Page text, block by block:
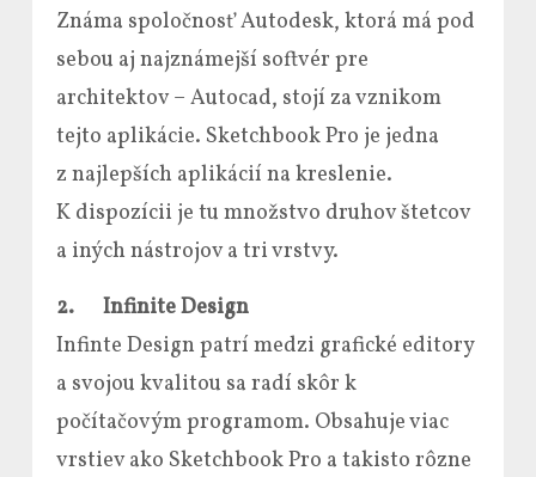
Známa spoločnosť Autodesk, ktorá má pod
sebou aj najznámejší softvér pre
architektov – Autocad, stojí za vznikom
tejto aplikácie. Sketchbook Pro je jedna
z najlepších aplikácií na kreslenie.
K dispozícii je tu množstvo druhov štetcov
a iných nástrojov a tri vrstvy.
2. Infinite Design
Infinte Design patrí medzi grafické editory
a svojou kvalitou sa radí skôr k
počítačovým programom. Obsahuje viac
vrstiev ako Sketchbook Pro a takisto rôzne